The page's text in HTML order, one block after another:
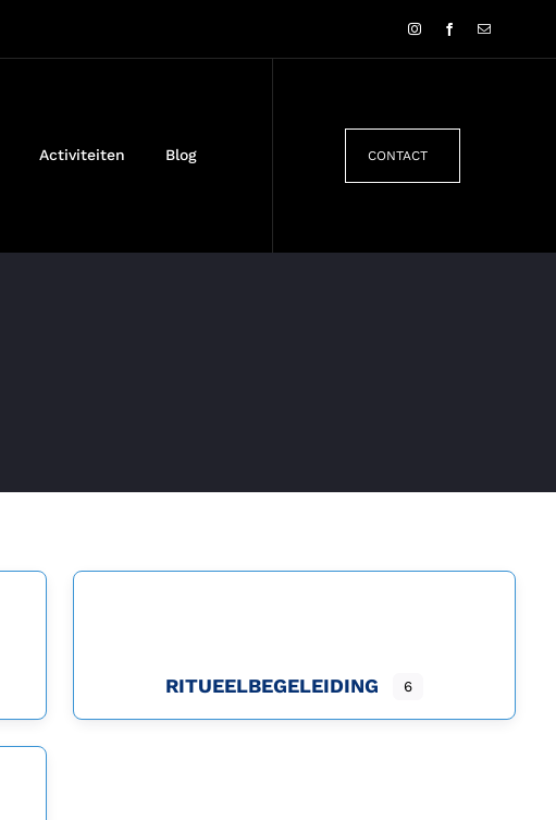
Activiteiten Blog CONTACT
RITUEELBEGELEIDING 6